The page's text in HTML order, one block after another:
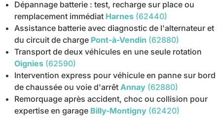
Dépannage batterie : test, recharge sur place ou
remplacement immédiat Harnes (62440)
Assistance batterie avec diagnostic de l'alternateur et
du circuit de charge Pont-à-Vendin (62880)
Transport de deux véhicules en une seule rotation
Oignies (62590)
Intervention express pour véhicule en panne sur bord
de chaussée ou voie d'arrêt Annay (62880)
Remorquage après accident, choc ou collision pour
expertise en garage Billy-Montigny (62420)